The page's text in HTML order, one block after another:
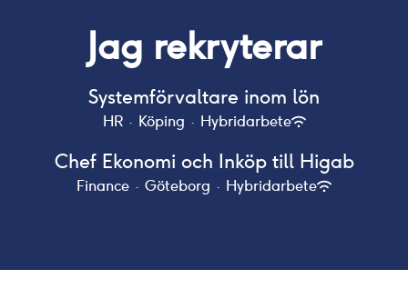
Jag rekryterar
Systemförvaltare inom lön
HR · Köping · Hybridarbete
Chef Ekonomi och Inköp till Higab
Finance · Göteborg · Hybridarbete